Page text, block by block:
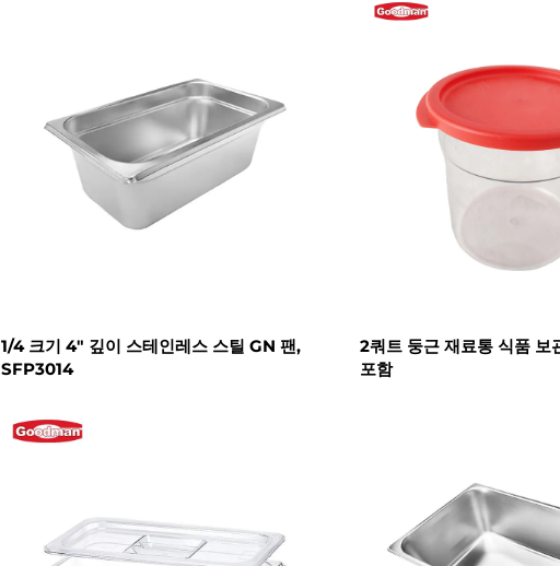
1/4 크기 4" 깊이 스테인레스 스틸 GN 팬,
SFP3014
2쿼트 둥근 재료통 식품 보
포함